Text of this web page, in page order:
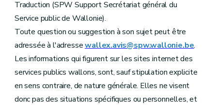
Traduction (SPW Support Secrétariat général du
Service public de Wallonie).
Toute question ou suggestion à son sujet peut être
adressée à l'adressewallex.avis@spw.wallonie.be.
Les informations qui figurent sur les sites internet des
services publics wallons, sont, sauf stipulation explicite
en sens contraire, de nature générale. Elles ne visent
donc pas des situations spécifiques ou personnelles, et